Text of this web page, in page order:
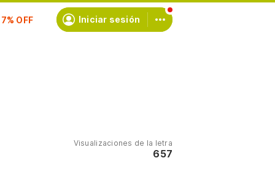
Iniciar sesión
Visualizaciones de la letra
657